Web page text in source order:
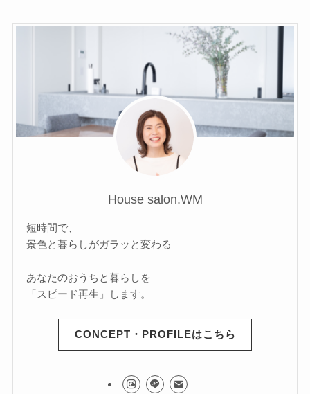
House salon.WM
短時間で、
景色と暮らしがガラッと変わる
あなたのおうちと暮らしを
「スピード再生」します。
CONCEPT・PROFILEはこちら